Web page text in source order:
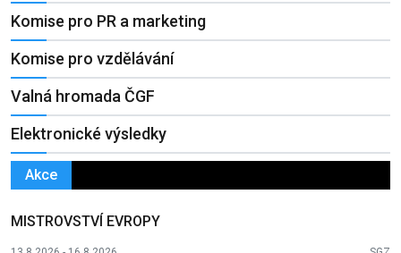
Komise pro PR a marketing
Komise pro vzdělávání
Valná hromada ČGF
Elektronické výsledky
Akce
MISTROVSTVÍ EVROPY